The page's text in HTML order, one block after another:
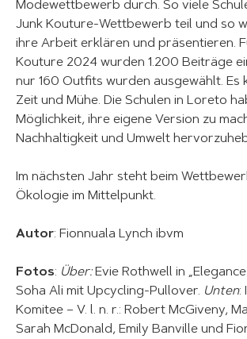
Modewettbewerb durch. So viele
Junk Kouture-Wettbewerb teil und so
ihre Arbeit erklären und präsentieren.
Kouture 2024 wurden 1.200 Beiträge
nur 160 Outfits wurden ausgewählt. Es
Zeit und Mühe. Die Schulen in Loreto
Möglichkeit, ihre eigene Version zu
Nachhaltigkeit und Umwelt
Im nächsten Jahr steht beim
Ökologie im Mittelpunkt.
Autor: Fionnuala Lynch ibvm
Fotos: Über:Evie Rothwell in „Elegance
Soha Ali mit Upcycling-Pullover. Unten:
Komitee – V. l. n. r.: Robert McGiveny,
Sarah McDonald, Emily Banville und